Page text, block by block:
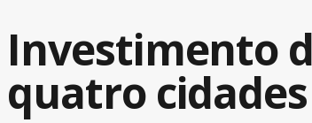
Investimento
quatro